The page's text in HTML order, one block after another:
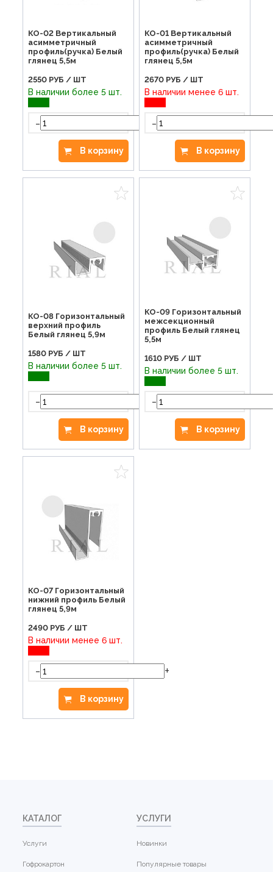
КО-02 Вертикальный
асимметричный
профиль(ручка) Белый
глянец 5,5м
2550 РУБ / ШТ
В наличии более 5 шт.
-
В корзину
КО-01 Вертикальный
асимметричный
профиль(ручка) Белый
глянец 5,5м
2670 РУБ / ШТ
В наличии менее 6 шт.
-
В корзину
КО-08 Горизонтальный
верхний профиль
Белый глянец 5,9м
1580 РУБ / ШТ
В наличии более 5 шт.
-
В корзину
КО-09 Горизонтальный
межсекционный
профиль Белый глянец
5,5м
1610 РУБ / ШТ
В наличии более 5 шт.
-
В корзину
КО-07 Горизонтальный
нижний профиль Белый
глянец 5,9м
2490 РУБ / ШТ
В наличии менее 6 шт.
- +
В корзину
КАТАЛОГ
Услуги
Гофрокартон
УСЛУГИ
Новинки
Популярные товары